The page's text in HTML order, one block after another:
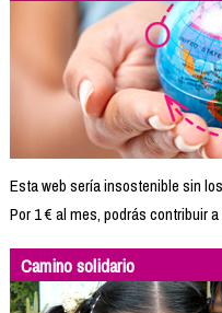
Esta web sería insostenible sin
Por 1 € al mes, podrás contribuir
Camino solidario